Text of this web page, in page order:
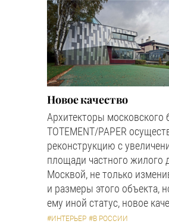
Новое качество
Архитекторы московского
TOTEMENT/PAPER
реконструкцию с
площади частного жилого
Москвой, не только
и размеры этого объекта,
ему иной статус, новое
#ИНТЕРЬЕР #В РОССИИ